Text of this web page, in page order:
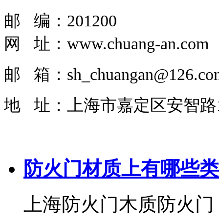
邮 编：201200
网 址： www.chuang-an.com
邮 箱：
地 址：上海市嘉定区安智路
防火门材质上有哪些
上海防火门木质防火